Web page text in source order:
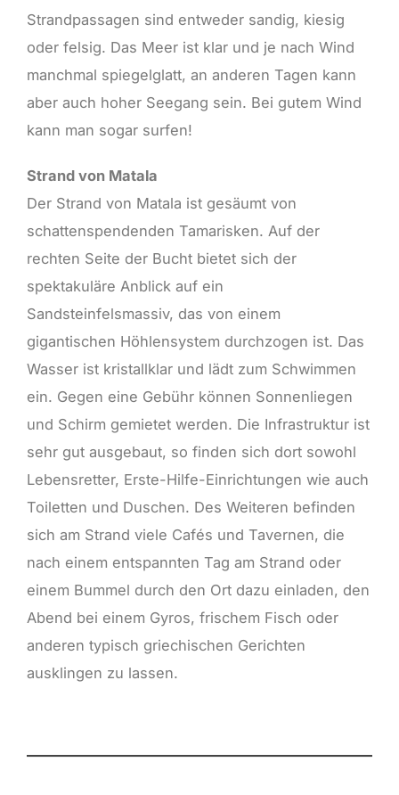
Strandpassagen sind entweder sandig, kiesig
oder felsig. Das Meer ist klar und je nach Wind
manchmal spiegelglatt, an anderen Tagen kann
aber auch hoher Seegang sein. Bei gutem Wind
kann man sogar surfen!
Strand von Matala
Der Strand von Matala ist gesäumt von
schattenspendenden Tamarisken. Auf der
rechten Seite der Bucht bietet sich der
spektakuläre Anblick auf ein
Sandsteinfelsmassiv, das von einem
gigantischen Höhlensystem durchzogen ist. Das
Wasser ist kristallklar und lädt zum Schwimmen
ein. Gegen eine Gebühr können Sonnenliegen
und Schirm gemietet werden. Die Infrastruktur ist
sehr gut ausgebaut, so finden sich dort sowohl
Lebensretter, Erste-Hilfe-Einrichtungen wie auch
Toiletten und Duschen. Des Weiteren befinden
sich am Strand viele Cafés und Tavernen, die
nach einem entspannten Tag am Strand oder
einem Bummel durch den Ort dazu einladen, den
Abend bei einem Gyros, frischem Fisch oder
anderen typisch griechischen Gerichten
ausklingen zu lassen.